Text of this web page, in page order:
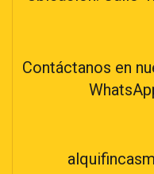
Contáctanos en